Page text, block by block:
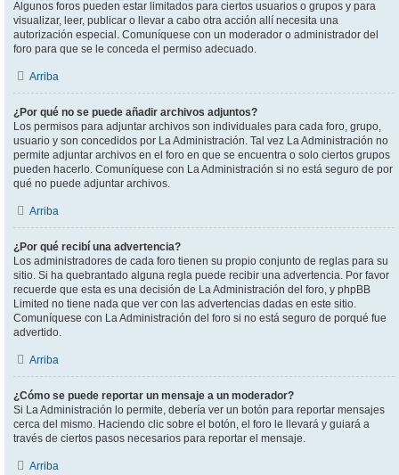
Algunos foros pueden estar limitados para ciertos usuarios o grupos y para
visualizar, leer, publicar o llevar a cabo otra acción allí necesita una
autorización especial. Comuníquese con un moderador o administrador del
foro para que se le conceda el permiso adecuado.
Arriba
¿Por qué no se puede añadir archivos adjuntos?
Los permisos para adjuntar archivos son individuales para cada foro, grupo,
usuario y son concedidos por La Administración. Tal vez La Administración no
permite adjuntar archivos en el foro en que se encuentra o solo ciertos grupos
pueden hacerlo. Comuníquese con La Administración si no está seguro de por
qué no puede adjuntar archivos.
Arriba
¿Por qué recibí una advertencia?
Los administradores de cada foro tienen su propio conjunto de reglas para su
sitio. Si ha quebrantado alguna regla puede recibir una advertencia. Por favor
recuerde que esta es una decisión de La Administración del foro, y phpBB
Limited no tiene nada que ver con las advertencias dadas en este sitio.
Comuníquese con La Administración del foro si no está seguro de porqué fue
advertido.
Arriba
¿Cómo se puede reportar un mensaje a un moderador?
Si La Administración lo permite, debería ver un botón para reportar mensajes
cerca del mismo. Haciendo clic sobre el botón, el foro le llevará y guiará a
través de ciertos pasos necesarios para reportar el mensaje.
Arriba